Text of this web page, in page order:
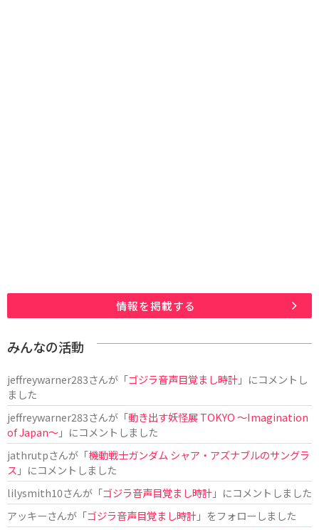
情報を掲載する
みんなの活動
jeffreywarner283さんが「ゴジラ音声目覚まし時計」にコメントし
ました
jeffreywarner283さんが「動き出す妖怪展 TOKYO 〜Imagination
of Japan〜」にコメントしました
jathrutpさんが「機動戦士ガンダム シャア・アズナブルのサングラ
ス 」にコメントしました
lilysmith10さんが「ゴジラ音声目覚まし時計」にコメントしました
アッキーさんが「ゴジラ音声目覚まし時計」をフォローしました